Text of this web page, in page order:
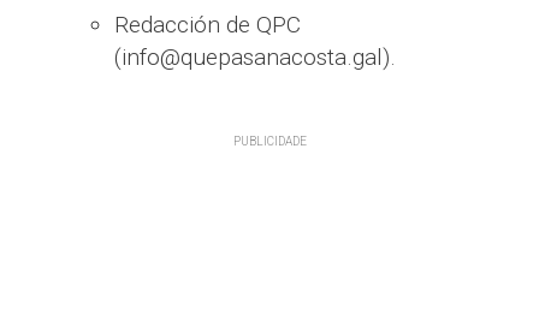
Redacción de QPC
(info@quepasanacosta.gal).